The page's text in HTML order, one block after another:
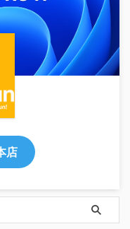
店